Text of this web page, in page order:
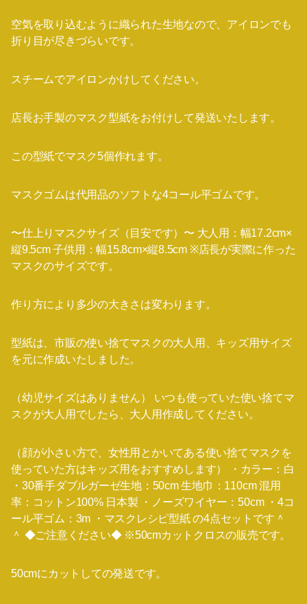
空気を取り込むように織られた生地なので、アイロンでも
折り目が尽きづらいです。
スチームでアイロンかけしてください。
店長お手製のマスク型紙をお付けして発送いたします。
この型紙でマスク5個作れます。
マスクゴムは代用品のソフトな4コール平ゴムです。
〜仕上りマスクサイズ（目安です）〜 大人用：幅17.2cm×
縦9.5cm 子供用：幅15.8cm×縦8.5cm ※店長が実際に作った
マスクのサイズです。
作り方により多少の大きさは変わります。
型紙は、市販の使い捨てマスクの大人用、キッズ用サイズ
を元に作成いたしました。
（幼児サイズはありません） いつも使っていた使い捨てマ
スクが大人用でしたら、大人用作成してください。
（顔が小さい方で、女性用とかいてある使い捨てマスクを
使っていた方はキッズ用をおすすめします） ・カラー：白
・30番手ダブルガーゼ生地：50cm 生地巾：110cm 混用
率：コットン100% 日本製 ・ノーズワイヤー：50cm ・4コ
ール平ゴム：3m ・マスクレシピ型紙 の4点セットです＾
＾ ◆ご注意ください◆ ※50cmカットクロスの販売です。
50cmにカットしての発送です。